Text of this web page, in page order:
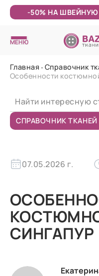
-50% НА
МЕНЮ
Главная
Справочник
Особенности
СПРАВОЧНИК ТКАНЕЙ
07.05.2026 г.
СИНГАПУР